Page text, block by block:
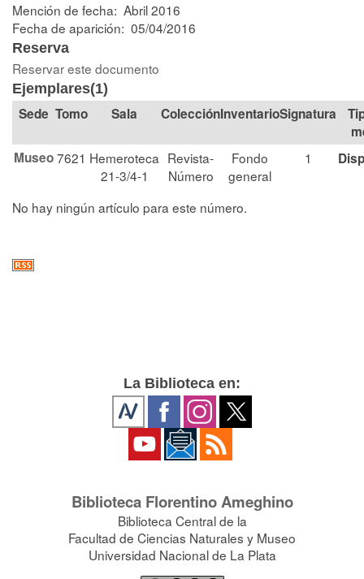
Mención de fecha: Abril 2016
Fecha de aparición: 05/04/2016
Reserva
Reservar este documento
Ejemplares(1)
Tomo Sala Colección Signatura
Museo7621 Hemeroteca
21-3/4-1
Revista-
Número
Fondo
general
1
No hay ningún artículo para este número.
La Biblioteca en:
Biblioteca Florentino Ameghino
Biblioteca Central de la
Facultad de Ciencias Naturales y Museo
Universidad Nacional de La Plata